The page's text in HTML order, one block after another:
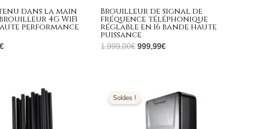
dans la main
4G WiFi
haute performance
€
Brouilleur de signal de
fréquence téléphonique
réglable en 16 bande haute
puissance
1.999,00€ 999,99€
actuel
est :
699,99€.
Soldes !
de
prix :
709,99€
739,99€